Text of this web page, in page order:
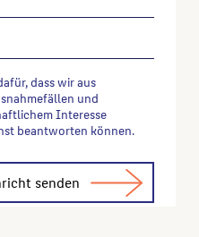
dass wir aus
und
Interesse
beantworten können.